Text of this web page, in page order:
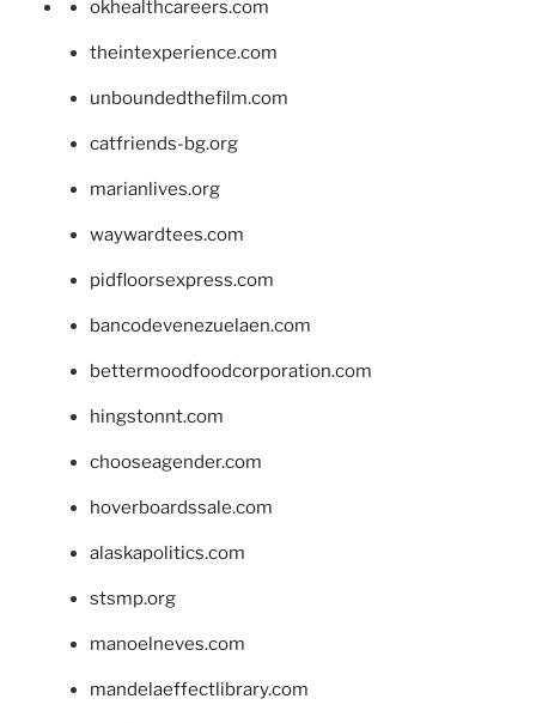
okhealthcareers.com
theintexperience.com
unboundedthefilm.com
catfriends-bg.org
marianlives.org
waywardtees.com
pidfloorsexpress.com
bancodevenezuelaen.com
bettermoodfoodcorporation.com
hingstonnt.com
chooseagender.com
hoverboardssale.com
alaskapolitics.com
stsmp.org
manoelneves.com
mandelaeffectlibrary.com